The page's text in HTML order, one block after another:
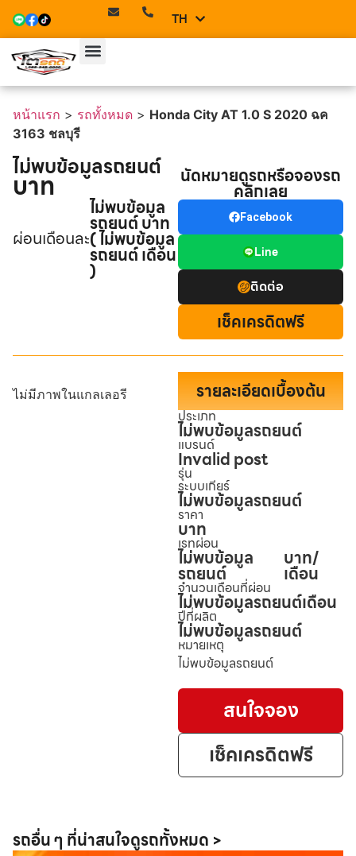
TH
EN
หน้าแรก > รถทั้งหมด > Honda City AT 1.0 S 2020 ฉค
3163 ชลบุรี
ไม่พบข้อมูลรถยนต์
บาท
ผ่อนเดือนละ
ไม่พบข้อมูล
รถยนต์ บาท
( ไม่พบข้อมูล
รถยนต์ เดือน
)
นัดหมายดูรถหรือจองรถ
คลิกเลย
Facebook
Line
ติดต่อ
เช็คเครดิตฟรี
ไม่มีภาพในแกลเลอรี รายละเอียดเบื้องต้น
ประเภท
ไม่พบข้อมูลรถยนต์
แบรนด์
Invalid post
รุ่น
ระบบเกียร์
ไม่พบข้อมูลรถยนต์
ราคา
บาท
เรทผ่อน
ไม่พบข้อมูล
รถยนต์
บาท/
เดือน
จำนวนเดือนที่ผ่อน
ไม่พบข้อมูลรถยนต์เดือน
ปีที่ผลิต
ไม่พบข้อมูลรถยนต์
หมายเหตุ
ไม่พบข้อมูลรถยนต์
สนใจจอง
เช็คเครดิตฟรี
รถอื่น ๆ ที่น่าสนใจดูรถทั้งหมด >